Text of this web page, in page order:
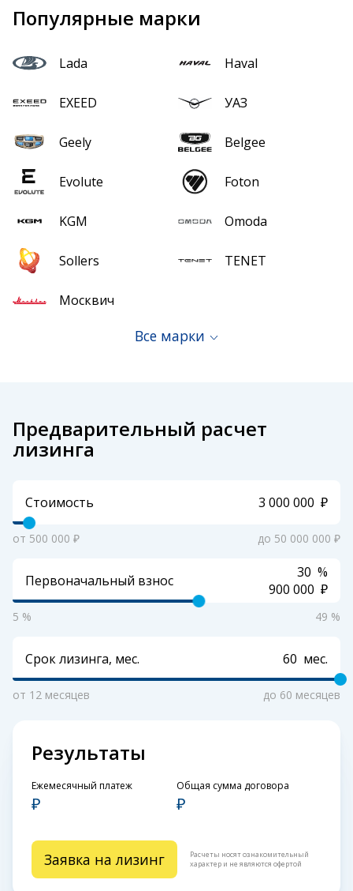
Популярные марки
Lada Haval
EXEED УАЗ
Geely Belgee
Evolute Foton
KGM Omoda
Sollers TENET
Москвич
Все марки
Предварительный расчет
лизинга
Стоимость ₽
от 500 000 ₽ до 50 000 000 ₽
Первоначальный взнос
%
₽
5 % 49 %
Срок лизинга, мес. мес.
от 12 месяцев до 60 месяцев
Результаты
Ежемесячный платеж
₽
Общая сумма договора
₽
Заявка на лизинг
Расчеты носят ознакомительный
характер и не являются офертой